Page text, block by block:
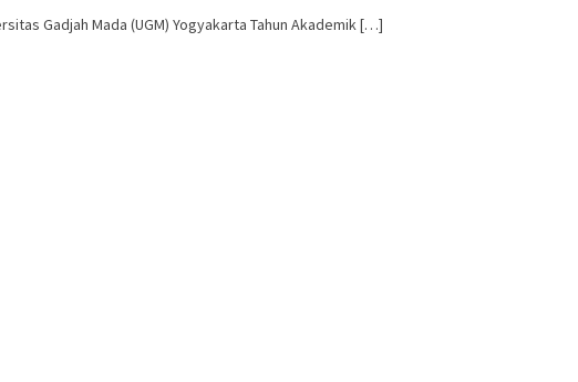
Gadjah Mada (UGM) Yogyakarta Tahun Akademik […]